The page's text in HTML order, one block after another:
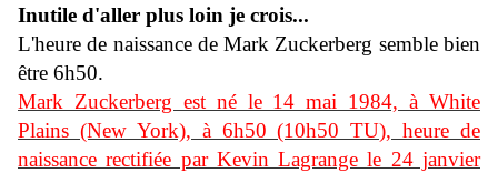
Inutile d'aller plus loin je crois...
L'heure de naissance de Mark Zuckerberg semble bien
être 6h50.
Mark Zuckerberg est né le 14 mai 1984, à White
Plains (New York), à 6h50 (10h50 TU), heure de
naissance rectifiée par Kevin Lagrange le 24 janvier